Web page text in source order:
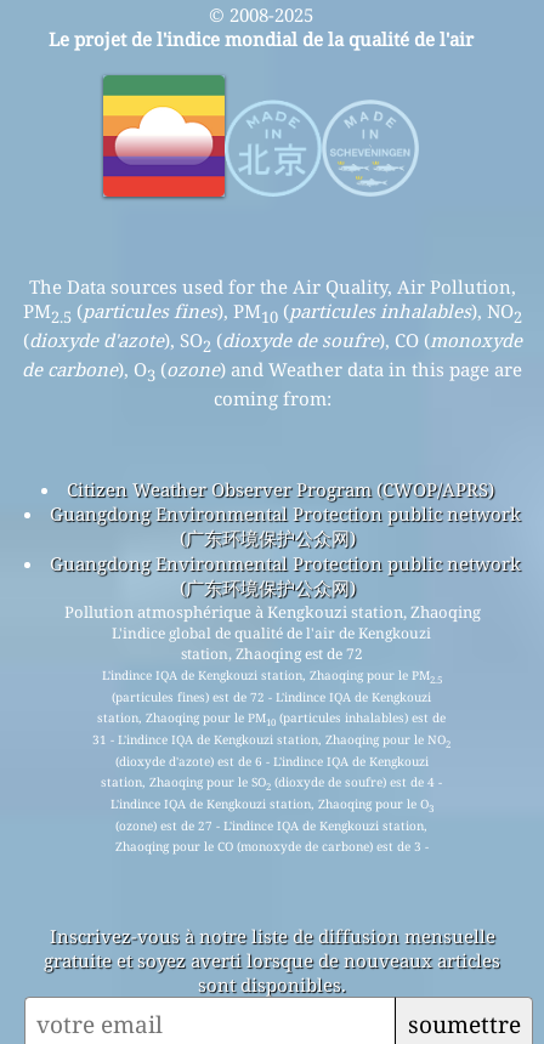
© 2008-2025
Le projet de l'indice mondial de la qualité de l'air
The Data sources used for the Air Quality, Air Pollution,
PM2.5 (particules fines), PM10(particules inhalables), NO2
(dioxyde d'azote), SO2 (dioxyde de soufre), CO (monoxyde
de carbone), O3 (ozone) and Weather data in this page are
coming from:
Citizen Weather Observer Program (CWOP/APRS)
Guangdong Environmental Protection public network
(广东环境保护公众网)
Guangdong Environmental Protection public network
(广东环境保护公众网)
Pollution atmosphérique à Kengkouzi station, Zhaoqing
L'indice global de qualité de l'air de Kengkouzi
station, Zhaoqing est de 72
L'indince IQA de Kengkouzi station, Zhaoqing pour le PM2.5
(particules fines) est de 72 - L'indince IQA de Kengkouzi
station, Zhaoqing pour le PM10 (particules inhalables) est de
31 - L'indince IQA de Kengkouzi station, Zhaoqing pour le NO2
(dioxyde d'azote) est de 6 - L'indince IQA de Kengkouzi
station, Zhaoqing pour le SO2 (dioxyde de soufre) est de 4 -
L'indince IQA de Kengkouzi station, Zhaoqing pour le O3
(ozone) est de 27 - L'indince IQA de Kengkouzi station,
Zhaoqing pour le CO (monoxyde de carbone) est de 3 -
Inscrivez-vous à notre liste de diffusion mensuelle
gratuite et soyez averti lorsque de nouveaux articles
sont disponibles.
soumettre